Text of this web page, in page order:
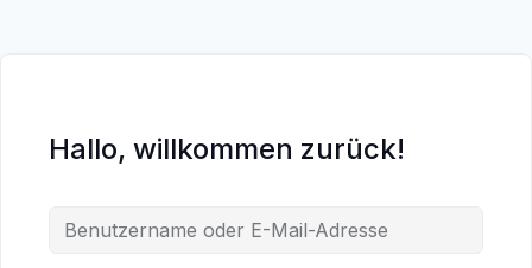
Hallo, willkommen zurück!